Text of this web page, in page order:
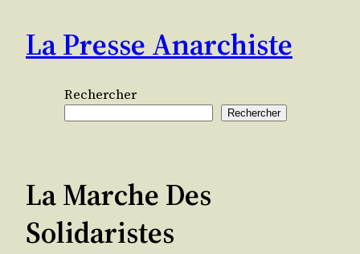
contenu
La Presse Anarchiste
Rechercher
Rechercher
La Marche Des
Solidaristes